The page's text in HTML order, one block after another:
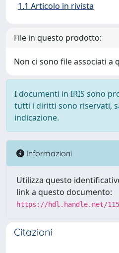
1.1 Articolo in rivista
File in questo prodotto:
Non ci sono file associati a
I documenti in IRIS sono
tutti i diritti sono riservati,
indicazione.
Informazioni
Utilizza questo
link a questo documento:
https://hdl.handle.net/
Citazioni